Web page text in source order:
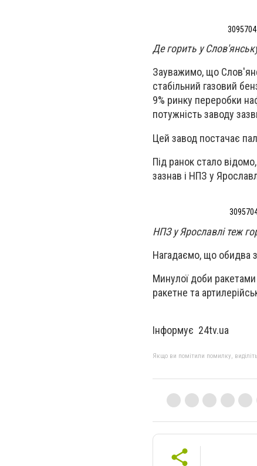
Де горить у
Зауважимо, що
стабільний газовий
9% ринку переробки
потужність заводу
Цей завод постачає
Під ранок стало
зазнав і НПЗ у
НПЗ у Ярославлі теж
Нагадаємо, що обидва
Минулої доби
ракетне та
Інформує 24tv.ua
Якщо ви помітили помилку,